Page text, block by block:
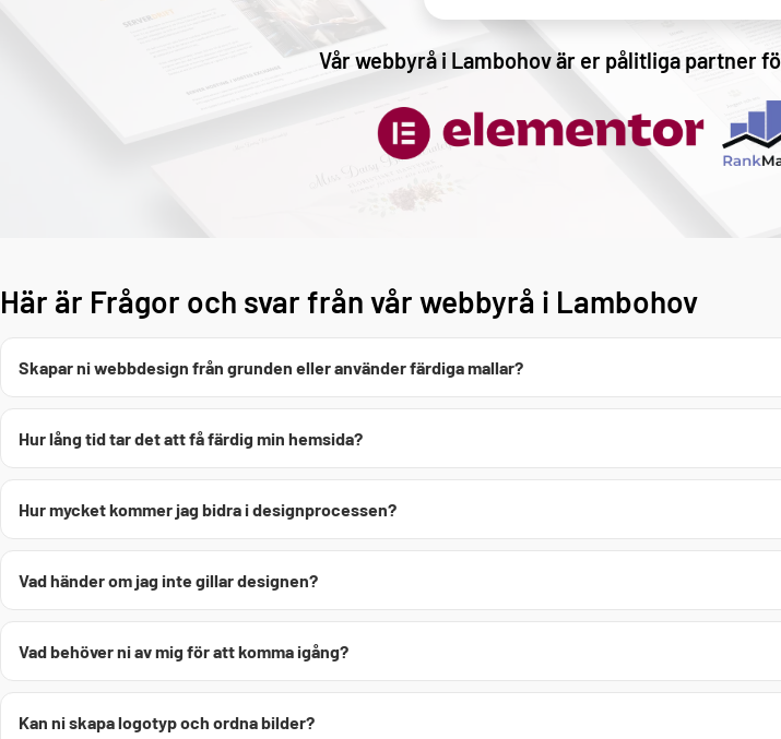
Vår webbyrå i Lambohov är er pålitliga partner
Här är Frågor och svar från vår webbyrå i Lambohov
Skapar ni webbdesign från grunden eller använder färdiga mallar?
Hur lång tid tar det att få färdig min hemsida?
Hur mycket kommer jag bidra i designprocessen?
Vad händer om jag inte gillar designen?
Vad behöver ni av mig för att komma igång?
Kan ni skapa logotyp och ordna bilder?